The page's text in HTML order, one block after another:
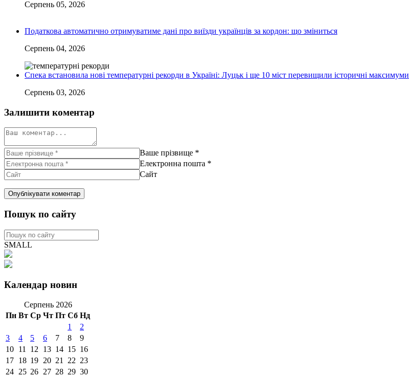
Серпень 05, 2026
Податкова автоматично отримуватиме дані про виїзди українців за кордон: що зміниться
Серпень 04, 2026
Спека встановила нові температурні рекорди в Україні: Луцьк і ще 10 міст перевищили історичні максимуми
Серпень 03, 2026
Залишити коментар
Ваше прізвище *
Електронна пошта *
Сайт
Пошук по сайту
SMALL
Календар новин
Серпень 2026
Пн Вт Ср Чт Пт Сб Нд
1
2
3
4 5 6 7 8
9
10 11 12 13 14 15 16
17 18 19 20 21 22 23
24 25 26 27 28 29 30